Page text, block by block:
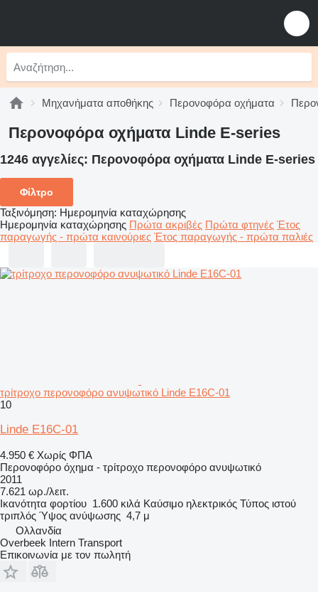
Μηχανήματα αποθήκης Περονοφόρα οχήματα
Περονοφόρα οχήματα Linde E-series
1246 αγγελίες: Περονοφόρα οχήματα Linde E-series
Φίλτρο
Ταξινόμηση: Ημερομηνία καταχώρησης
Ημερομηνία καταχώρησης Πρώτα ακριβές Πρώτα φτηνές Έτος
παραγωγής - πρώτα καινούριες Έτος παραγωγής - πρώτα παλιές
τρίτροχο περονοφόρο ανυψωτικό Linde E16C-01
10
Linde E16C-01
4.950 € Χωρίς ΦΠΑ
Περονοφόρο όχημα - τρίτροχο περονοφόρο ανυψωτικό
2011
7.621 ωρ./λειτ.
Ικανότητα φορτίου 1.600 κιλά Καύσιμο ηλεκτρικός Τύπος ιστού
τριπλός Ύψος ανύψωσης 4,7 μ
Ολλανδία
Overbeek Intern Transport
Επικοινωνία με τον πωλητή